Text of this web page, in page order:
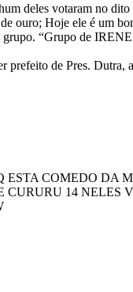
deles votaram no
ouro; Hoje ele é um
“Grupo de
prefeito de Pres.
ESTA COMEDO DA
14 NELES